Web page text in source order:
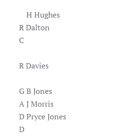
H Hughes